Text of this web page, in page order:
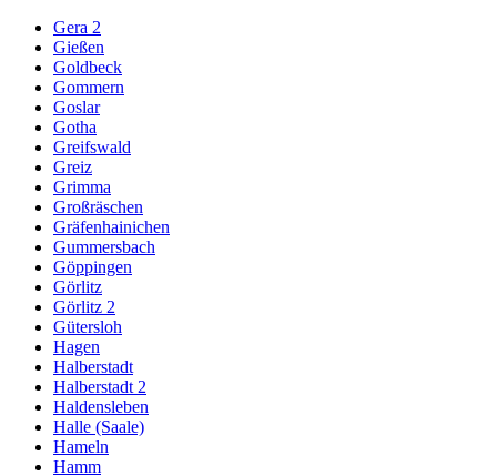
Gera 2
Gießen
Goldbeck
Gommern
Goslar
Gotha
Greifswald
Greiz
Grimma
Großräschen
Gräfenhainichen
Gummersbach
Göppingen
Görlitz
Görlitz 2
Gütersloh
Hagen
Halberstadt
Halberstadt 2
Haldensleben
Halle (Saale)
Hameln
Hamm